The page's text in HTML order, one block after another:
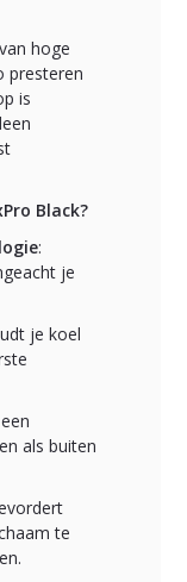
hoge
presteren
is
Black?
:
je
je koel
als buiten
te